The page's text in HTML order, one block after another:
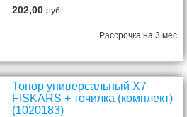
202,00руб.
Рассрочка на 3 мес.
Топор универсальный X7
FISKARS + точилка (комплект)
(1020183)